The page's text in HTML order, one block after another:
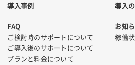
導入事例 導入
FAQ
ご検討時のサポートについて
ご導入後のサポートについて
プランと料金について
お知
稼働